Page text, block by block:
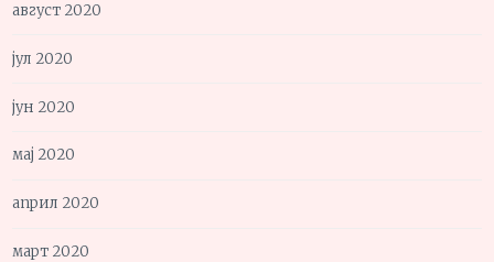
август 2020
јул 2020
јун 2020
мај 2020
април 2020
март 2020